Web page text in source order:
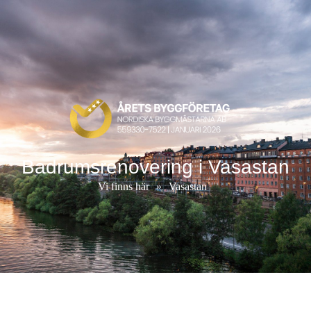
Badrumsrenovering i Vasastan
Vi finns här » Vasastan